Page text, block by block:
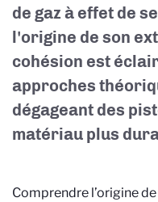
de gaz à effet de
l'origine de son
cohésion est
approches
dégageant des
matériau plus
Comprendre l’origine